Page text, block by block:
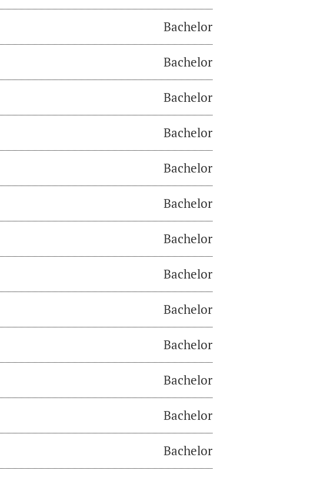
Bachelor
Bachelor
Bachelor
Bachelor
Bachelor
Bachelor
Bachelor
Bachelor
Bachelor
Bachelor
Bachelor
Bachelor
Bachelor